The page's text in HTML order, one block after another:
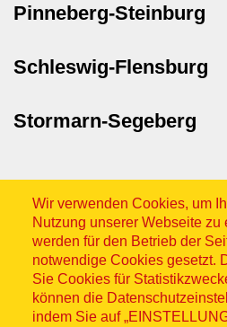
Pinneberg-Steinburg
Schleswig-Flensburg
Stormarn-Segeberg
Wir verwenden Cookies, um
Nutzung unserer Webseite zu
werden für den Betrieb der
notwendige Cookies gesetzt.
Sie Cookies für
können die
indem Sie auf
Sitemap